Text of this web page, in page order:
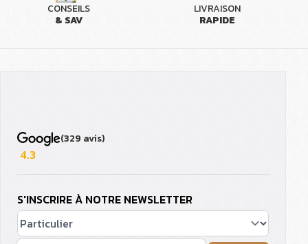
CONSEILS
& SAV
LIVRAISON
RAPIDE
(329 avis)
4.3
S'INSCRIRE À NOTRE NEWSLETTER